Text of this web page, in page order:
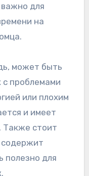
для
на
может быть
с проблемами
или плохим
и имеет
Также стоит
полезно для